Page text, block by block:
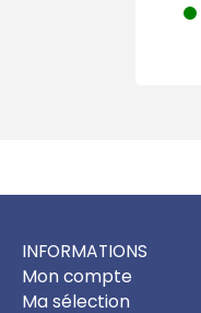
INFORMATIONS
Mon compte
Ma sélection